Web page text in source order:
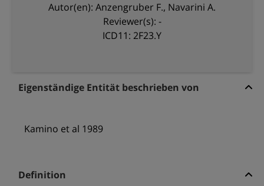
Autor(en): Anzengruber F., Navarini A.
Reviewer(s): -
ICD11: 2F23.Y
Eigenständige Entität beschrieben von
Kamino et al 1989
Definition